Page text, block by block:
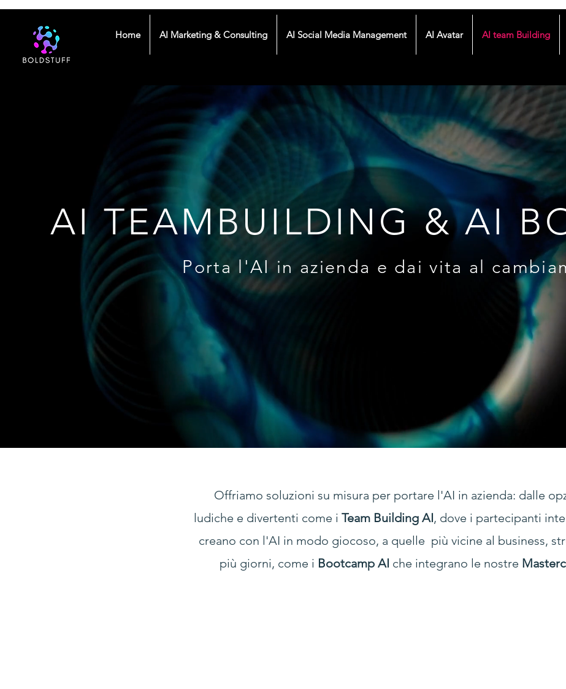
Home AI Marketing & Consulting AI Social Media Management AI Avatar AI team Building
AI TEAMBUILDING & AI
Porta l'AI in azienda e dai vita al
Offriamo soluzioni su misura per portare l'AI in azienda: dalle
ludiche e divertenti come i Team Building AI, dove i partecipanti
creano con l'AI in modo giocoso, a quelle più vicine al business,
più giorni, come i Bootcamp AI che integrano le nostre